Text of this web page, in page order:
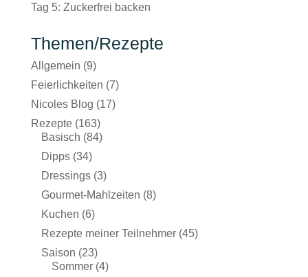
Tag 5: Zuckerfrei backen
Themen/Rezepte
Allgemein (9)
Feierlichkeiten (7)
Nicoles Blog (17)
Rezepte(163)
Basisch (84)
Dipps(34)
Dressings(3)
Gourmet-Mahlzeiten (8)
Kuchen (6)
Rezepte meiner Teilnehmer(45)
Saison (23)
Sommer(4)